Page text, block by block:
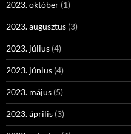
2023. október (1)
2023. augusztus (3)
2023. július (4)
2023. június (4)
2023. május (5)
2023. április (3)